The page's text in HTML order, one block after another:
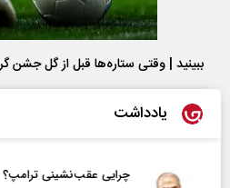
ببینید | وقتی ستاره‌ها قبل از گل جشن
یادداشت
چرایی عقب‌نشینی ترامپ؟